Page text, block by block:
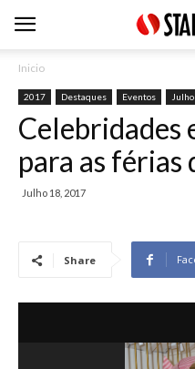
Inicio
2017 Destaques Eventos
Celebridades
para as férias
Julho 18, 2017
Share